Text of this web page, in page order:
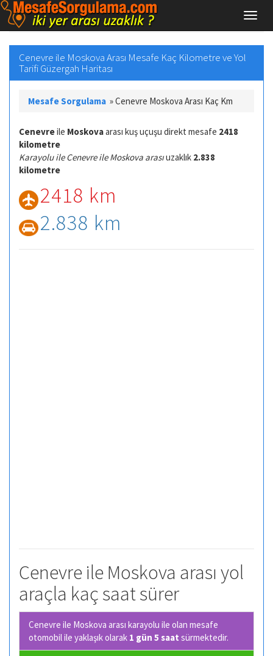
Cenevre ile Moskova Arası Mesafe Kaç Kilometre ve Yol
Tarifi Güzergah Haritası
Mesafe Sorgulama »Cenevre Moskova Arası Kaç Km
Cenevreile Moskovaarası kuş uçuşu direkt mesafe 2418
kilometre
Karayolu ile Cenevre ile Moskova arasıuzaklık 2.838
kilometre
2418 km
2.838 km
Cenevre ile Moskova arası yol
araçla kaç saat sürer
Cenevre ile Moskova arası karayolu ile olan mesafe
otomobil ile yaklaşık olarak 1 gün 5 saat sürmektedir.